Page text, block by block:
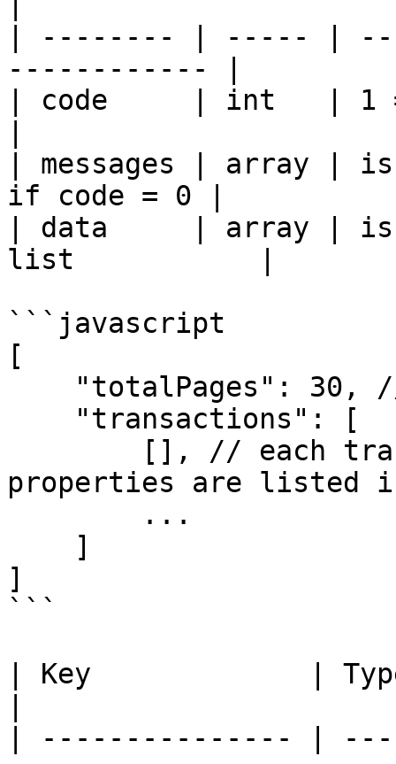
| -------- | ----- |
------------ |
| code     | int   | 1 =
| messages | array |
if code = 0 |
| data     | array | is
list           |
```javascript
[
properties are listed
]
```
| Key             |
| --------------- |